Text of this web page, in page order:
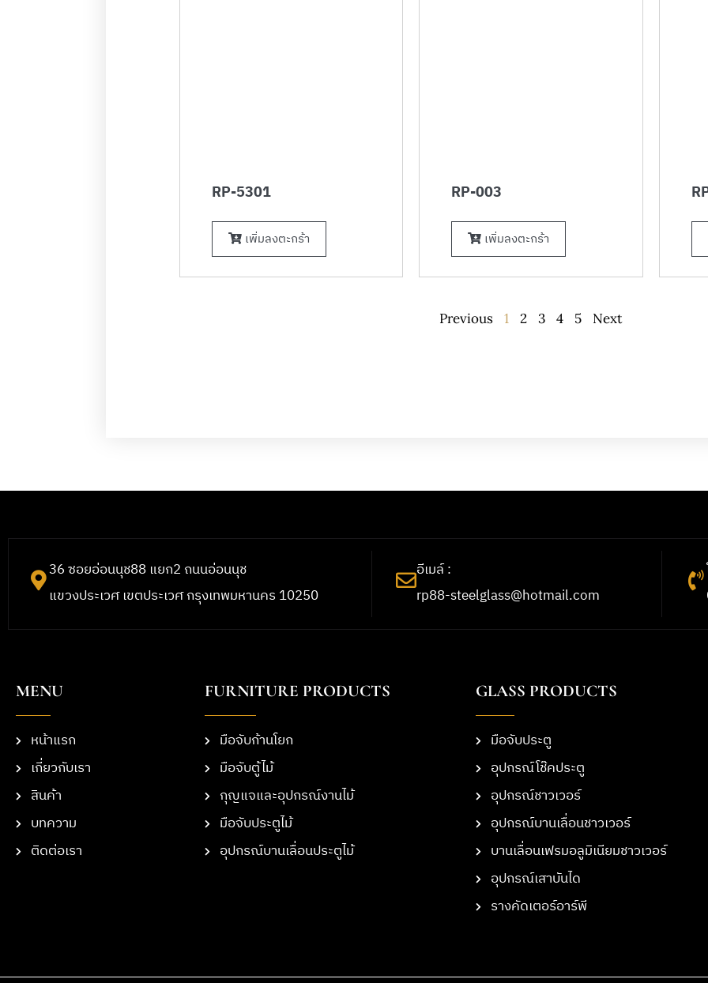
RP-5301
เพิ่มลงตะกร้า
RP-003
เพิ่มลงตะกร้า
Previous 1 2 3 4 5 Next
36 ซอยอ่อนนุช88 แยก2 ถนนอ่อนนุช
แขวงประเวศ เขตประเวศ กรุงเทพมหานคร 10250
อีเมล์ :
rp88-steelglass@hotmail.com
MENU
หน้าแรก
เกี่ยวกับเรา
สินค้า
บทความ
ติดต่อเรา
FURNITURE PRODUCTS
มือจับก้านโยก
มือจับตู้ไม้
กุญแจและอุปกรณ์งานไม้
มือจับประตูไม้
อุปกรณ์บานเลื่อนประตูไม้
GLASS PRODUCTS
มือจับประตู
อุปกรณ์โช๊คประตู
อุปกรณ์ชาวเวอร์
อุปกรณ์บานเลื่อนชาวเวอร์
บานเลื่อนเฟรมอลูมิเนียมชาวเวอร์
อุปกรณ์เสาบันได
รางคัดเตอร์อาร์พี